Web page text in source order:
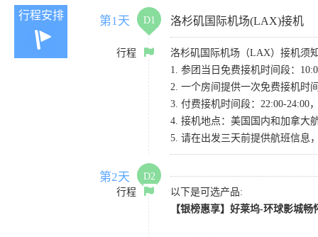
行程安排 第1天 D1 洛杉矶国际机场(LAX)接机
行程
洛杉矶国际机场（LAX）接机须
1. 参团当日免费接机时间段：
2. 一个房间提供一次免费接机时
3. 付费接机时间段：22:00-24:00
4. 接机地点：美国国内和加拿大
5. 请在出发三天前提供航班信息
第2天
D2
行程
以下是可选产品:
【银榜惠享】好莱坞-环球影城